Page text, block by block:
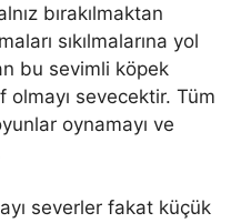
bırakılmaktan
sıkılmalarına yol
bu sevimli köpek
olmayı sevecektir. Tüm
oynamayı ve
severler fakat küçük